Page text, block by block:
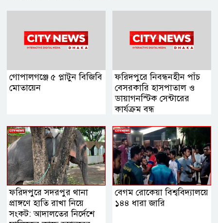
গোপালগঞ্জে ৫ প্লাটুন বিজিবি
মোতায়েন
ফরিদপুরে নিবন্ধনহীন পাঁচ
বেসরকারি হাসপাতাল ও
ডায়াগনস্টিক সেন্টারের
কার্যক্রম বন্ধ
ফরিদপুরে সদরপুর থানা
প্রাঙ্গণে হাতি রাখা নিয়ে
সংকট: আদালতের নির্দেশে
বেগম রোকেয়া বিশ্ববিদ্যালয়ে
১৪৪ ধারা জারি